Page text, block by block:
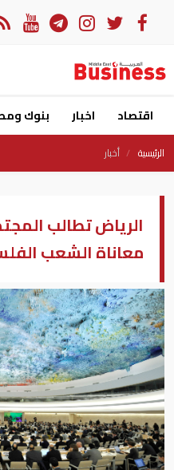
اقتصاد اخبار بنوك
الرئيسية أخبار
الرياض تطالب
معاناة الشعب